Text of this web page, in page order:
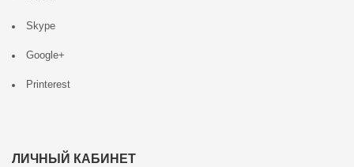
Skype
Google+
Printerest
ЛИЧНЫЙ КАБИНЕТ